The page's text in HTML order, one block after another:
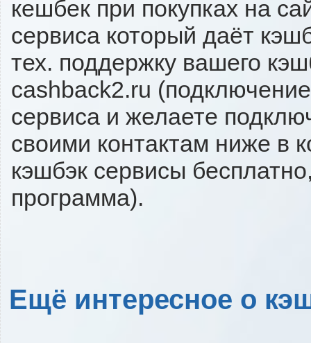
кешбек при покупках на
сервиса который даёт
тех. поддержку вашего
cashback2.ru
сервиса и желаете
своими контактам ниже в
кэшбэк сервисы
программа).
Ещё интересное о